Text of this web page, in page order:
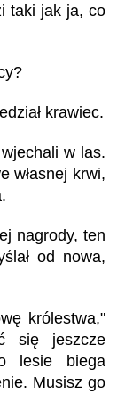
taki jak ja, co
krawiec.
w las.
własnej krwi,
nagrody, ten
od nowa,
królestwa,"
się jeszcze
lesie biega
Musisz go